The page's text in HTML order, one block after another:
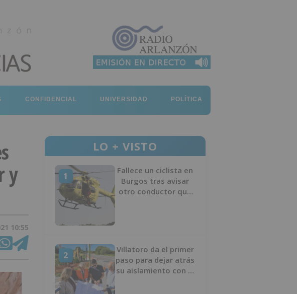
CONFIDENCIAL UNIVERSIDAD POLÍTICA
y
10:55
LO + VISTO
1
Fallece un ciclista en
Burgos tras avisar
otro conductor que
2
Villatoro da el primer
paso para dejar atrás
su aislamiento con el